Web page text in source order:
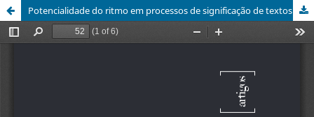
Potencialidade do ritmo em processos de significação de textos visuais